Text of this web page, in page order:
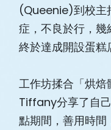
(Queenie)到校主
症，不良於行，
終於達成開設蛋糕
工作坊揉合「烘焙
Tiffany分享了自
點期間，善用時